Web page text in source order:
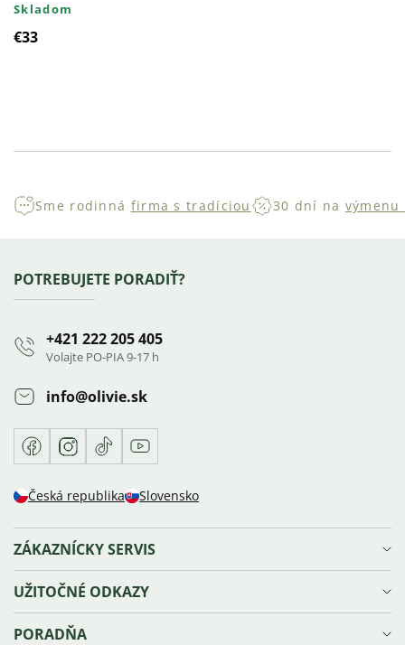
Skladom
€33
výpisu
Sme rodinná firma s tradíciou 30 dní na
Zápätie
POTREBUJETE PORADIŤ?
+421 222 205 405
Volajte PO-PIA 9-17 h
info@olivie.sk
FacebookInstagram
TikTokYoutube
Česká republika Slovensko
ZÁKAZNÍCKY SERVIS
Doprava a platba
Reklamácie, výmena a vrátenie tovaru
Obchodné podmienky
UŽITOČNÉ ODKAZY
Vernostný program Olivie⁺
PORADŇA